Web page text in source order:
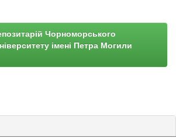
Чорноморського
імені Петра Могили